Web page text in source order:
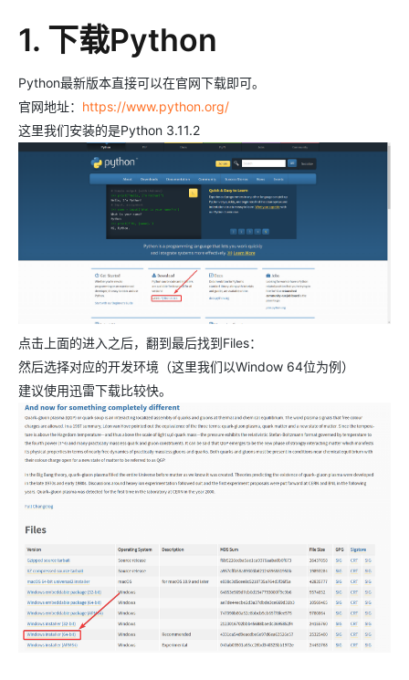
1. 下载Python
Python最新版本直接可以在官网下载即可。
官网地址： https://www.python.org/
这里我们安装的是Python 3.11.2
点击上面的进入之后，翻到最后找到Files：
然后选择对应的开发环境（这里我们以Window 64位为例）
建议使用迅雷下载比较快。